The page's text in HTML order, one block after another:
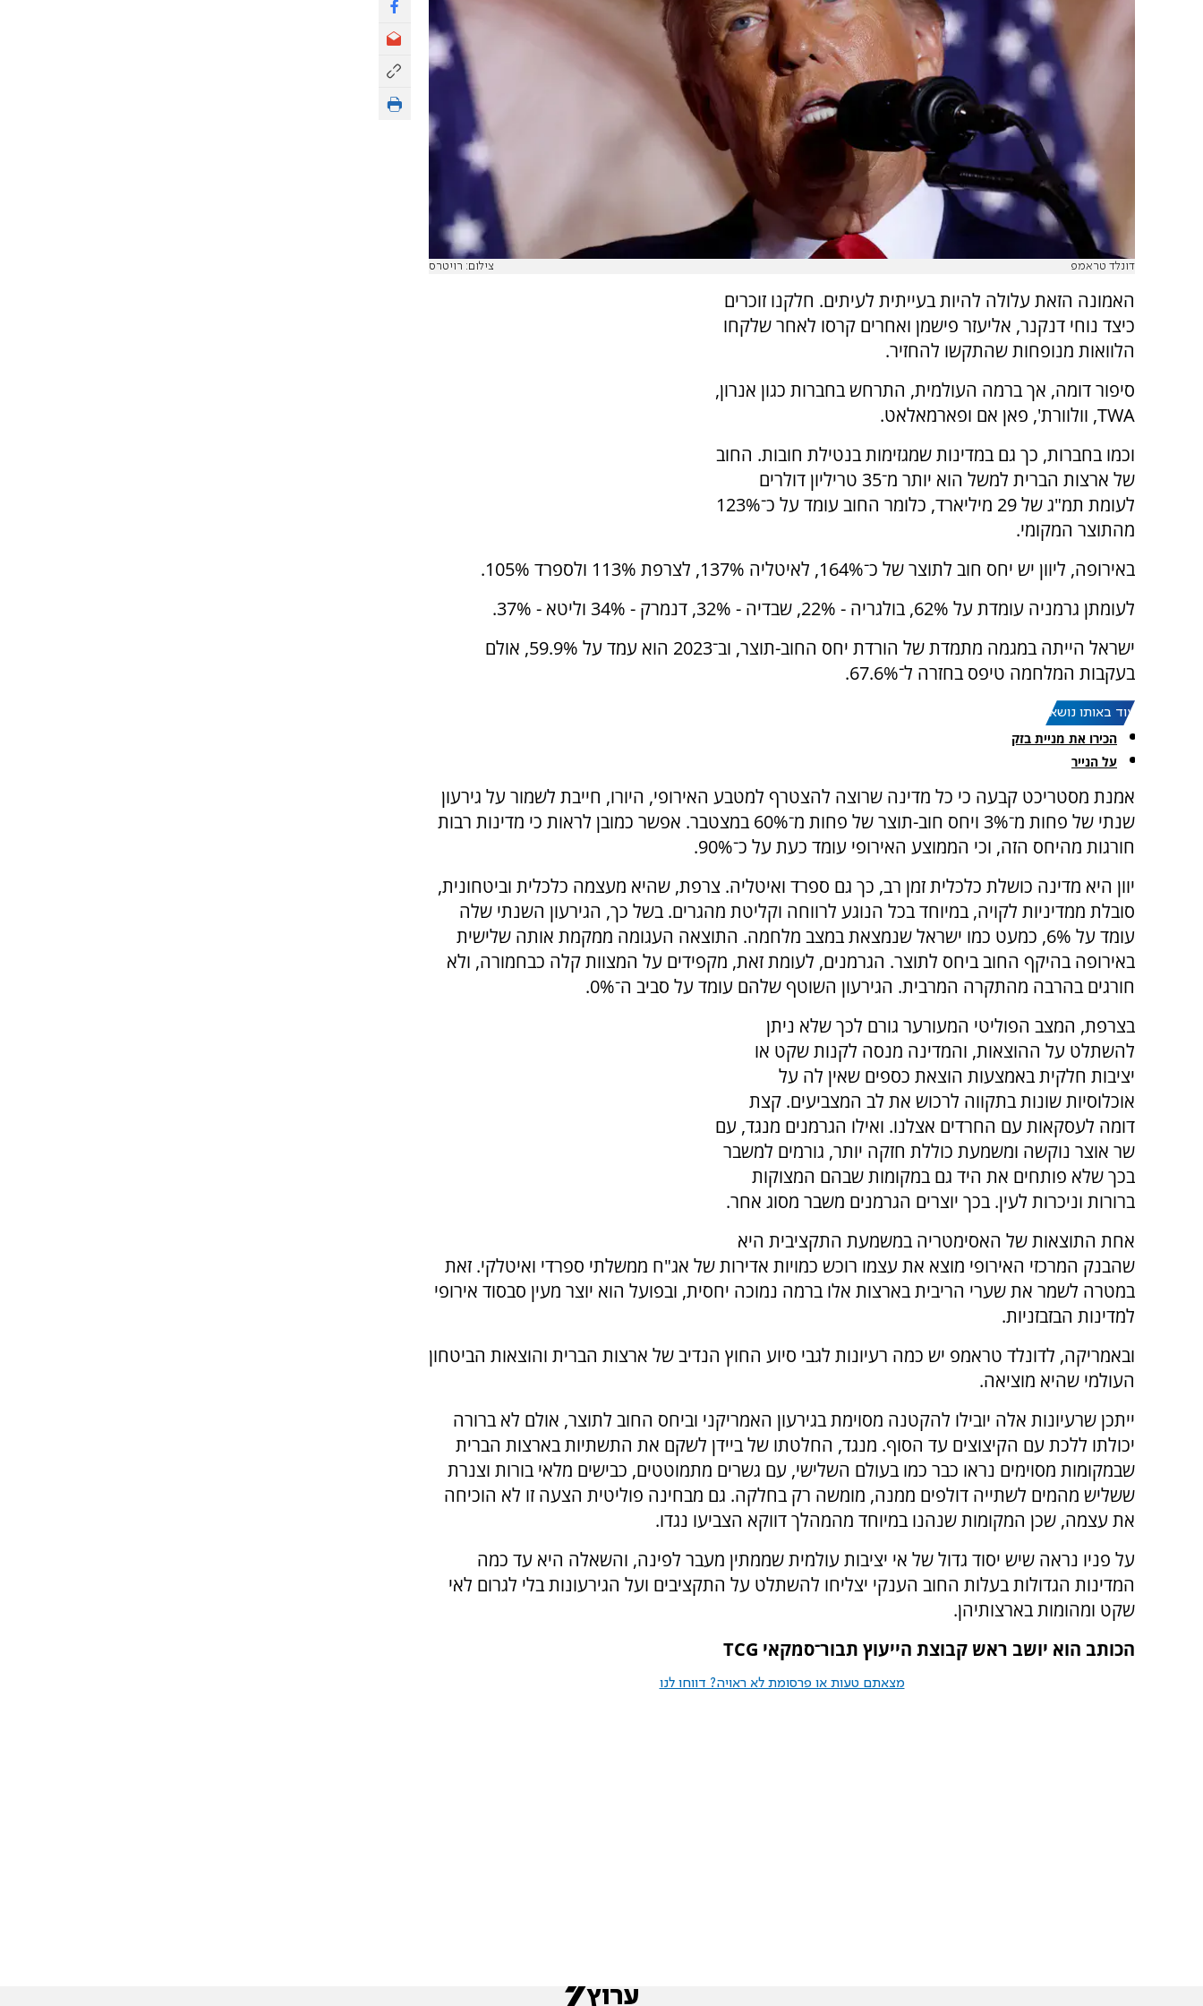
דונלד טראמפ צילום: רויטרס
האמונה הזאת עלולה להיות בעייתית לעיתים. חלקנו זוכרים
כיצד נוחי דנקנר, אליעזר פישמן ואחרים קרסו לאחר שלקחו
הלוואות מנופחות שהתקשו להחזיר.
סיפור דומה, אך ברמה העולמית, התרחש בחברות כגון אנרון,
TWA, וולוורת', פאן אם ופארמאלאט.
וכמו בחברות, כך גם במדינות שמגזימות בנטילת חובות. החוב
של ארצות הברית למשל הוא יותר מ־35 טריליון דולרים
לעומת תמ"ג של 29 מיליארד, כלומר החוב עומד על כ־123%
מהתוצר המקומי.
באירופה, ליוון יש יחס חוב לתוצר של כ־164%, לאיטליה 137%, לצרפת 113% ולספרד 105%.
לעומתן גרמניה עומדת על 62%, בולגריה - 22%, שבדיה - 32%, דנמרק - 34% וליטא - 37%.
ישראל הייתה במגמה מתמדת של הורדת יחס החוב-תוצר, וב־2023 הוא עמד על 59.9%, אולם
בעקבות המלחמה טיפס בחזרה ל־67.6%.
עוד באותו נושא:
הכירו את מניית בזק
על הנייר
אמנת מסטריכט קבעה כי כל מדינה שרוצה להצטרף למטבע האירופי, היורו, חייבת לשמור על גירעון
שנתי של פחות מ־3% ויחס חוב-תוצר של פחות מ־60% במצטבר. אפשר כמובן לראות כי מדינות רבות
חורגות מהיחס הזה, וכי הממוצע האירופי עומד כעת על כ־90%.
יוון היא מדינה כושלת כלכלית זמן רב, כך גם ספרד ואיטליה. צרפת, שהיא מעצמה כלכלית וביטחונית,
סובלת ממדיניות לקויה, במיוחד בכל הנוגע לרווחה וקליטת מהגרים. בשל כך, הגירעון השנתי שלה
עומד על 6%, כמעט כמו ישראל שנמצאת במצב מלחמה. התוצאה העגומה ממקמת אותה שלישית
באירופה בהיקף החוב ביחס לתוצר. הגרמנים, לעומת זאת, מקפידים על המצוות קלה כבחמורה, ולא
חורגים בהרבה מהתקרה המרבית. הגירעון השוטף שלהם עומד על סביב ה־0%.
בצרפת, המצב הפוליטי המעורער גורם לכך שלא ניתן
להשתלט על ההוצאות, והמדינה מנסה לקנות שקט או
יציבות חלקית באמצעות הוצאת כספים שאין לה על
אוכלוסיות שונות בתקווה לרכוש את לב המצביעים. קצת
דומה לעסקאות עם החרדים אצלנו. ואילו הגרמנים מנגד, עם
שר אוצר נוקשה ומשמעת כוללת חזקה יותר, גורמים למשבר
בכך שלא פותחים את היד גם במקומות שבהם המצוקות
ברורות וניכרות לעין. בכך יוצרים הגרמנים משבר מסוג אחר.
אחת התוצאות של האסימטריה במשמעת התקציבית היא
שהבנק המרכזי האירופי מוצא את עצמו רוכש כמויות אדירות של אג"ח ממשלתי ספרדי ואיטלקי. זאת
במטרה לשמר את שערי הריבית בארצות אלו ברמה נמוכה יחסית, ובפועל הוא יוצר מעין סבסוד אירופי
למדינות הבזבזניות.
ובאמריקה, לדונלד טראמפ יש כמה רעיונות לגבי סיוע החוץ הנדיב של ארצות הברית והוצאות הביטחון
העולמי שהיא מוציאה.
ייתכן שרעיונות אלה יובילו להקטנה מסוימת בגירעון האמריקני וביחס החוב לתוצר, אולם לא ברורה
יכולתו ללכת עם הקיצוצים עד הסוף. מנגד, החלטתו של ביידן לשקם את התשתיות בארצות הברית
שבמקומות מסוימים נראו כבר כמו בעולם השלישי, עם גשרים מתמוטטים, כבישים מלאי בורות וצנרת
ששליש מהמים לשתייה דולפים ממנה, מומשה רק בחלקה. גם מבחינה פוליטית הצעה זו לא הוכיחה
את עצמה, שכן המקומות שנהנו במיוחד מהמהלך דווקא הצביעו נגדו.
על פניו נראה שיש יסוד גדול של אי יציבות עולמית שממתין מעבר לפינה, והשאלה היא עד כמה
המדינות הגדולות בעלות החוב הענקי יצליחו להשתלט על התקציבים ועל הגירעונות בלי לגרום לאי
שקט ומהומות בארצותיהן.
הכותב הוא יושב ראש קבוצת הייעוץ תבור־סמקאי TCG
מצאתם טעות או פרסומת לא ראויה? דווחו לנו